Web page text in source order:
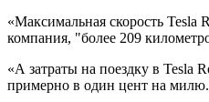
«Максимальная скорость Tesla
компания, "более 209
«А затраты на поездку в Tesla
примерно в один цент на